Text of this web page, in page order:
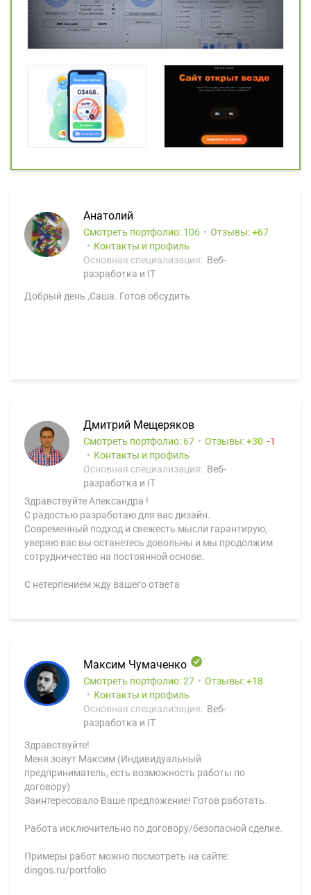
Анатолий
Смотреть портфолио: 106 Отзывы:
67
Контакты и профиль
Основная специализация: Веб-
разработка и IT
Добрый день ,Саша. Готов обсудить
Дмитрий Мещеряков
Смотреть портфолио: 67 Отзывы: 30
1
Контакты и профиль
Основная специализация: Веб-
разработка и IT
Здравствуйте Александра !
С радостью разработаю для вас дизайн.
Современный подход и свежесть мысли гарантирую,
уверяю вас вы останетесь довольны и мы продолжим
сотрудничество на постоянной основе.
С нетерпением жду вашего ответа
Максим Чумаченко
Смотреть портфолио: 27 Отзывы:
18
Контакты и профиль
Основная специализация: Веб-
разработка и IT
Здравствуйте!
Меня зовут Максим (Индивидуальный
предприниматель, есть возможность работы по
договору)
Заинтересовало Ваше предложение! Готов работать.
Работа исключительно по договору/безопасной сделке.
Примеры работ можно посмотреть на сайте:
dingos.ru/portfolio